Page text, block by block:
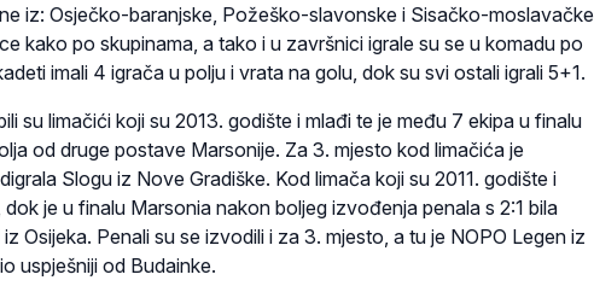
iz: Osječko-baranjske, Požeško-slavonske i Sisačko-moslavačke
kako po skupinama, a tako i u završnici igrale su se u komadu po
imali 4 igrača u polju i vrata na golu, dok su svi ostali igrali 5+1.
su limačići koji su 2013. godište i mlađi te je među 7 ekipa u finalu
od druge postave Marsonije. Za 3. mjesto kod limačića je
Slogu iz Nove Gradiške. Kod limača koji su 2011. godište i
dok je u finalu Marsonia nakon boljeg izvođenja penala s 2:1 bila
Osijeka. Penali su se izvodili i za 3. mjesto, a tu je NOPO Legen iz
uspješniji od Budainke.